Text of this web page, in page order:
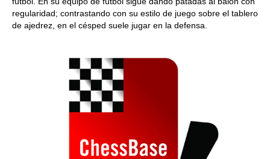
regularidad; contrastando con su estilo de juego sobre el tablero
de ajedrez, en el césped suele jugar en la defensa.